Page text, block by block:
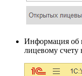
Информация об
лицевому счету